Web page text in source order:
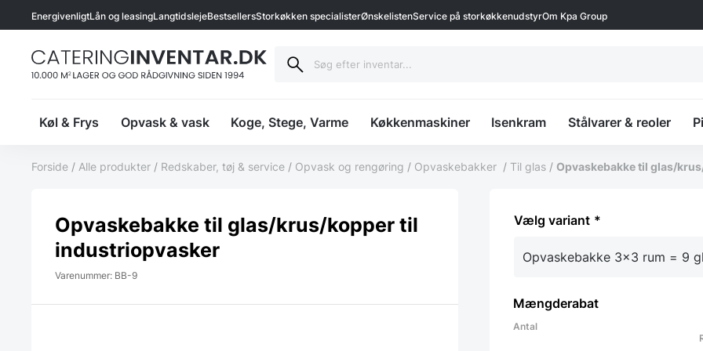
EnergivenligtLån og leasingLangtidslejeBestsellersStorkøkken specialisterØnskelistenService på storkøkkenudstyrOm Kpa Group
Køl & Frys Opvask & vask Koge, Stege, Varme Køkkenmaskiner Isenkram Stålvarer & reoler
Forside / Alle produkter / Redskaber, tøj & service / Opvask og rengøring / Opvaskebakker / Til glas / Opvaskebakke til glas/
Opvaskebakke til glas/krus/kopper til
industriopvasker
Varenummer: BB-9
variant
Mængderabat
Antal